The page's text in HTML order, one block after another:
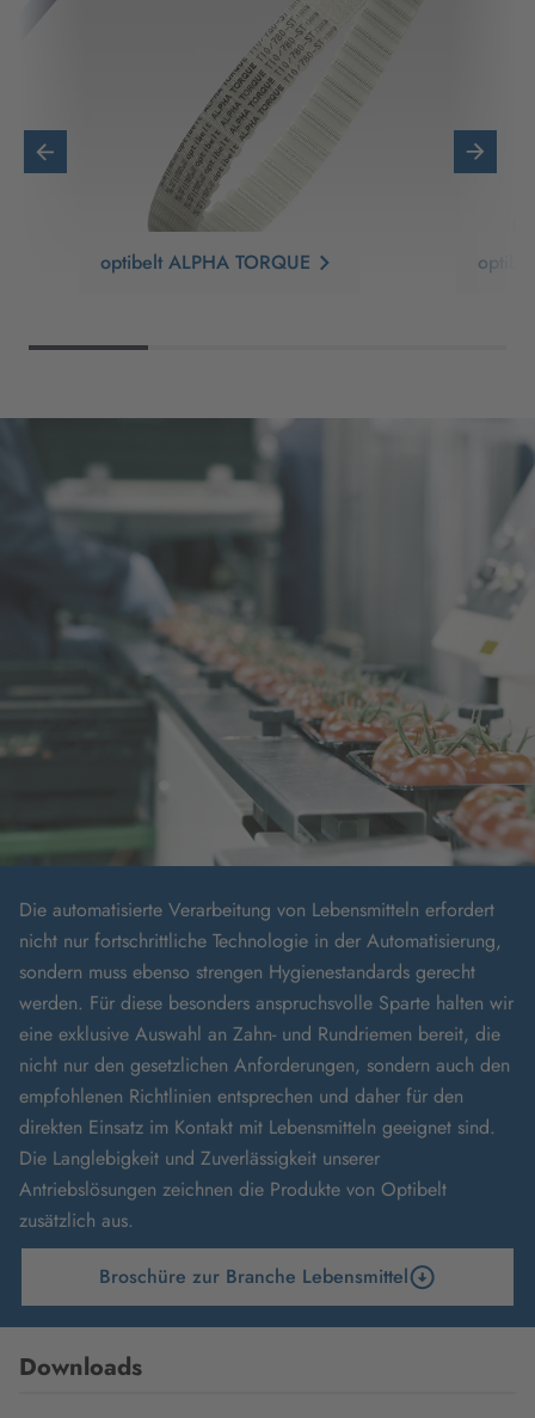
optibelt ALPHA TORQUE
Die automatisierte Verarbeitung von Lebensmitteln erfordert
nicht nur fortschrittliche Technologie in der Automatisierung,
sondern muss ebenso strengen Hygienestandards gerecht
werden. Für diese besonders anspruchsvolle Sparte halten wir
eine exklusive Auswahl an Zahn- und Rundriemen bereit, die
nicht nur den gesetzlichen Anforderungen, sondern auch den
empfohlenen Richtlinien entsprechen und daher für den
direkten Einsatz im Kontakt mit Lebensmitteln geeignet sind.
Die Langlebigkeit und Zuverlässigkeit unserer
Antriebslösungen zeichnen die Produkte von Optibelt
zusätzlich aus.
Broschüre zur Branche Lebensmittel
Downloads